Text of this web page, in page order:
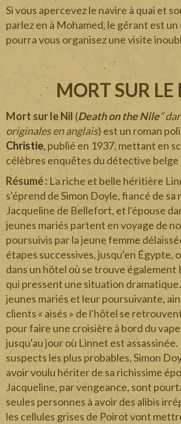
Si vous apercevez le navire à quai et
parlez en à Mohamed, le gérant est un
pourra vous organisez une visite
MORT SUR LE
Mort sur le Nil (Death on the Nile”
originales en anglais) est un roman
Christie, publié en 1937, mettant en
célèbres enquêtes du détective
Résumé : La riche et belle héritière
s'éprend de Simon Doyle, fiancé de sa
Jacqueline de Bellefort, et l'épouse
jeunes mariés partent en voyage de
poursuivis par la jeune femme
étapes successives, jusqu'en Égypte,
dans un hôtel où se trouve
qui pressent une situation
jeunes mariés et leur poursuivante,
clients « aisés » de l'hôtel se
pour faire une croisière à bord du
jusqu'au jour où Linnet est assassinée.
suspects les plus probables, Simon
avoir voulu hériter de sa richissime
Jacqueline, par vengeance, sont
seules personnes à avoir des alibis
les cellules grises de Poirot vont